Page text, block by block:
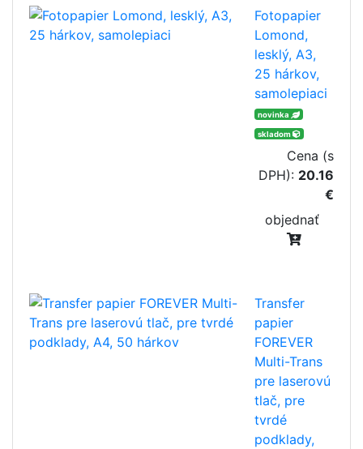
Fotopapier
Lomond,
lesklý, A3,
25 hárkov,
samolepiaci
novinka
skladom
Cena (s
DPH): 20.16
€
objednať
Transfer
papier
FOREVER
Multi-Trans
pre laserovú
tlač, pre
tvrdé
podklady,